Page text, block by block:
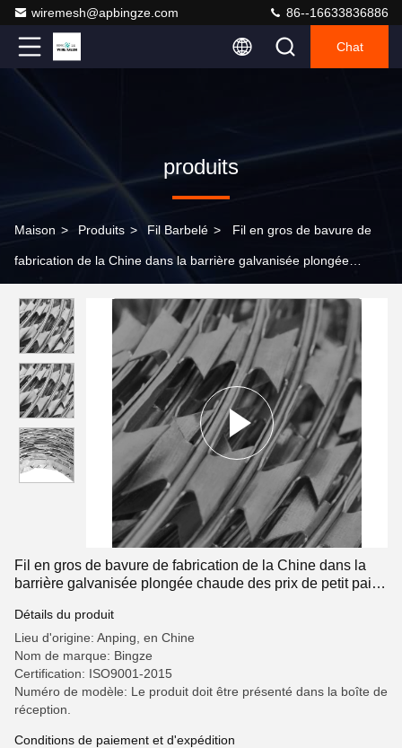
wiremesh@apbingze.com 86--16633836886
Chat
produits
Maison > Produits > Fil Barbelé > Fil en gros de bavure de
fabrication de la Chine dans la barrière galvanisée plongée
Fil en gros de bavure de fabrication de la Chine dans la
barrière galvanisée plongée chaude des prix de petit pain
Détails du produit
Lieu d'origine: Anping, en Chine
Nom de marque: Bingze
Certification: ISO9001-2015
Numéro de modèle: Le produit doit être présenté dans la boîte de
réception.
Conditions de paiement et d'expédition